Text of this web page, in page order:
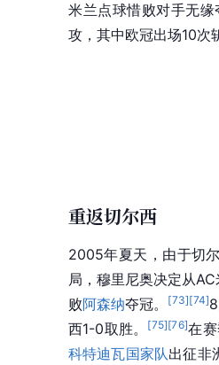
米兰点球惜败对手无缘
攻，其中欧冠出场10次
重返切尔西
2005年夏天，由于切
局，穆里尼奥决定从
败阿森纳夺冠。 [73][74]
西1-0取胜。 [75][76]在
科特迪瓦国家队出征非